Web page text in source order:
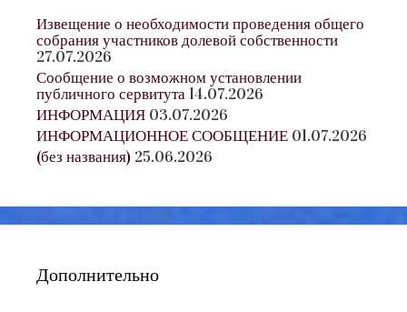
Извещение о необходимости проведения общего
собрания участников долевой собственности
27.07.2026
Сообщение о возможном установлении
публичного сервитута14.07.2026
ИНФОРМАЦИЯ 03.07.2026
ИНФОРМАЦИОННОЕ СООБЩЕНИЕ 01.07.2026
(без названия) 25.06.2026
Дополнительно